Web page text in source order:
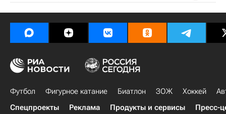
Футбол Фигурное катание Биатлон ЗОЖ Хоккей
Спецпроекты
Реклама Продукты и сервисы Пресс-